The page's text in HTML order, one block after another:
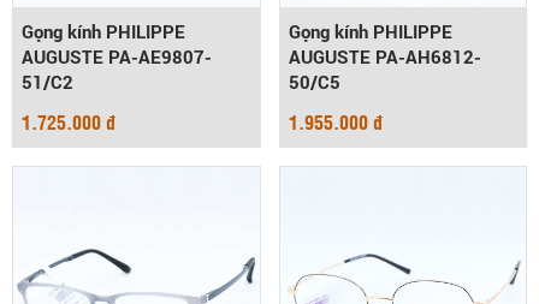
Gọng kính PHILIPPE
AUGUSTE PA-AE9807-
51/C2
1.725.000 đ
Gọng kính PHILIPPE
AUGUSTE PA-AH6812-
50/C5
1.955.000 đ